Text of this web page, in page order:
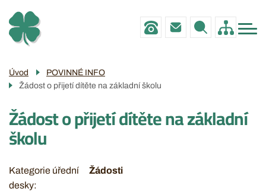
hlavnímu
Menu
navigace
ZŠ
MŠ
POVINNÉ INFO
GALERIE
KONTAKTY
Úvod
POVINNÉ INFO
Žádost o přijetí dítěte na základní školu
Žádost o přijetí dítěte na základní
školu
Kategorie úřední
desky
Žádosti